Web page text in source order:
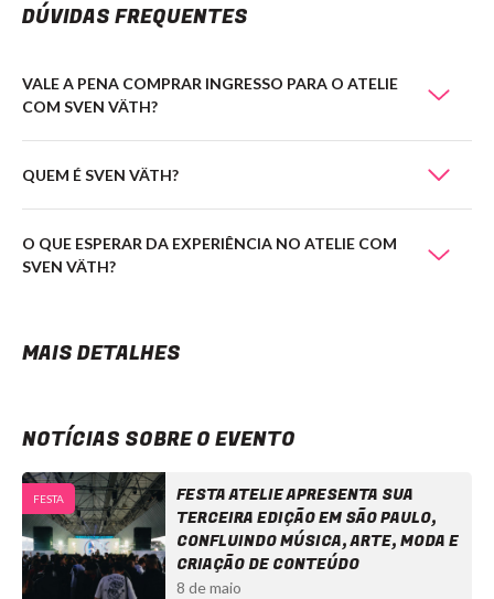
DÚVIDAS FREQUENTES
VALE A PENA COMPRAR INGRESSO PARA O ATELIE
COM SVEN VÄTH?
QUEM É SVEN VÄTH?
O QUE ESPERAR DA EXPERIÊNCIA NO ATELIE COM
SVEN VÄTH?
MAIS DETALHES
NOTÍCIAS SOBRE O EVENTO
FESTA
FESTA ATELIE APRESENTA SUA
TERCEIRA EDIÇÃO EM SÃO PAULO,
CONFLUINDO MÚSICA, ARTE, MODA E
CRIAÇÃO DE CONTEÚDO
8 de maio